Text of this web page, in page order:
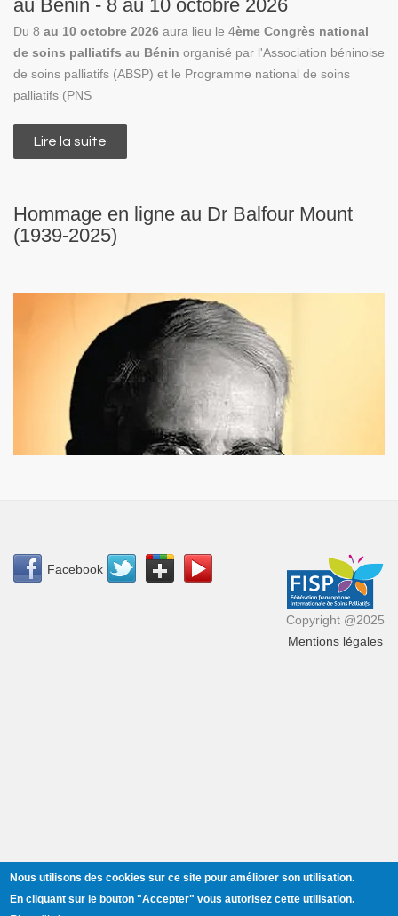
au Bénin - 8 au 10 octobre 2026
Du 8 au 10 octobre 2026 aura lieu le 4ème Congrès national
de soins palliatifs au Bénin organisé par l'Association béninoise
de soins palliatifs (ABSP) et le Programme national de soins
palliatifs (PNS
Lire la suite
au Bénin - 8 au 10 octobre 2026
Hommage en ligne au Dr Balfour Mount
(1939-2025)
Lire la suitede 35ᵉ Congrès annuel de l’AQSP – Appel à
communications
Facebook
Copyright @2025
Mentions légales
Nous utilisons des cookies sur ce site pour améliorer son utilisation.
En cliquant sur le bouton"Accepter" vous autorisez cette utilisation.